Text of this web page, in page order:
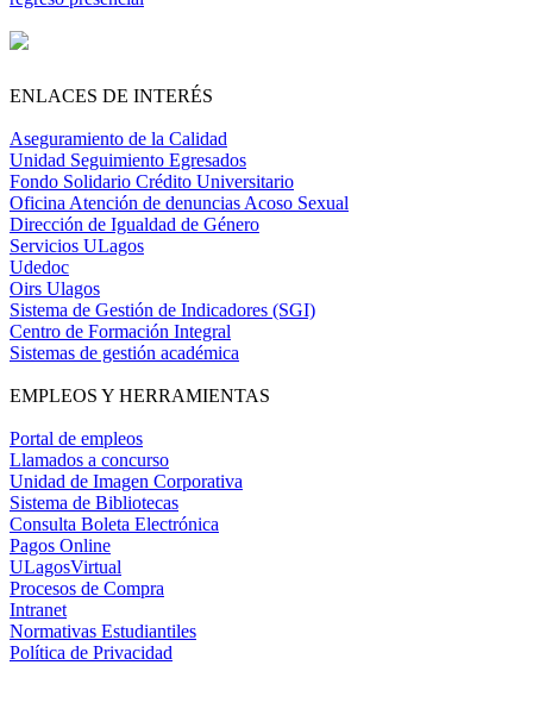
ENLACES DE INTERÉS
Aseguramiento de la Calidad
Unidad Seguimiento Egresados
Fondo Solidario Crédito Universitario
Oficina Atención de denuncias Acoso Sexual
Dirección de Igualdad de Género
Servicios ULagos
Udedoc
Oirs Ulagos
Sistema de Gestión de Indicadores (SGI)
Centro de Formación Integral
Sistemas de gestión académica
EMPLEOS Y HERRAMIENTAS
Portal de empleos
Llamados a concurso
Unidad de Imagen Corporativa
Sistema de Bibliotecas
Consulta Boleta Electrónica
Pagos Online
ULagosVirtual
Procesos de Compra
Intranet
Normativas Estudiantiles
Política de Privacidad